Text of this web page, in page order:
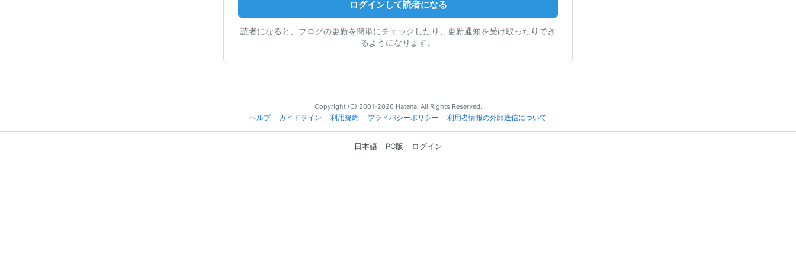
ログインして読者になる
読者になると、ブログの更新を簡単にチェックしたり、更新通知を受け取ったりでき
るようになります。
Copyright (C) 2001-2026 Hatena. All Rights Reserved.
ヘルプ
ガイドライン 利用規約 プライバシーポリシー 利用者情報の外部送信について
日本語 PC版 ログイン